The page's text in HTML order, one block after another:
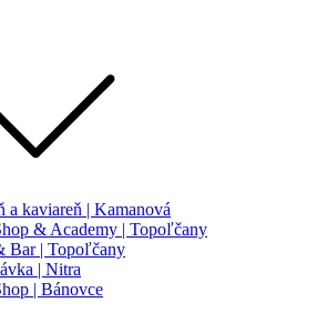
a kaviareň | Kamanová
& Academy | Topoľčany
Bar | Topoľčany
| Nitra
| Bánovce